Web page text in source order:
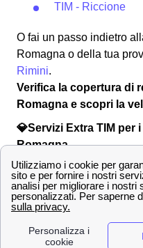
TIM - Riccione
O fai un passo indietro
Romagna o della tua
Rimini.
Verifica la copertura di
Romagna e scopri la
💎Servizi Extra TIM per
Romagna
Oltre ai tanti vantaggi
TIM a Morciano di
avranno anche la
di Romagna.